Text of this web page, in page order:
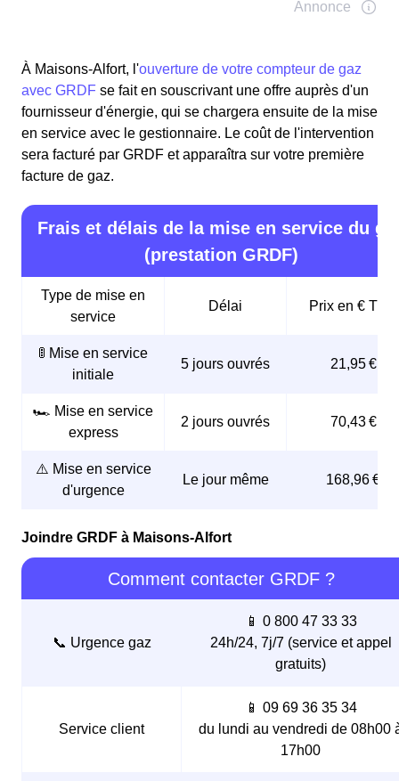
À Maisons-Alfort, l'ouverture de votre compteur de gaz
avec GRDF se fait en souscrivant une offre auprès d'un
fournisseur d'énergie, qui se chargera ensuite de la mise
en service avec le gestionnaire. Le coût de l'intervention
sera facturé par GRDF et apparaîtra sur votre première
facture de gaz.
Frais et délais de la mise en service du
(prestation GRDF)
Type de mise en
service
Délai Prix en € TTC
🚦 Mise en service
initiale
5 jours ouvrés 21,95 €
🏎️ Mise en service
express
2 jours ouvrés 70,43 €
⚠️ Mise en service
d'urgence
Le jour même 168,96 €
Joindre GRDF à Maisons-Alfort
Comment contacter GRDF ?
📞 Urgence gaz
📱 0 800 47 33 33
24h/24, 7j/7 (service et appel
gratuits)
Service client
📱 09 69 36 35 34
du lundi au vendredi de 08h00
17h00